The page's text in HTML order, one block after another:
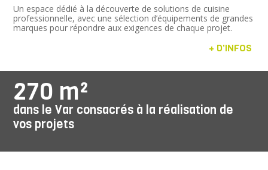
Un espace dédié à la découverte de solutions de cuisine
professionnelle, avec une sélection d’équipements de grandes
marques pour répondre aux exigences de chaque projet.
+ D'INFOS
270 m²
dans le Var consacrés à la réalisation de
vos projets